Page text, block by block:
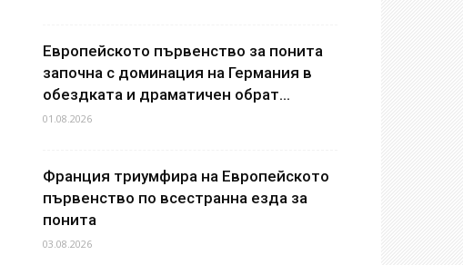
Европейското първенство за понита
започна с доминация на Германия в
обездката и драматичен обрат...
01.08.2026
Франция триумфира на Европейското
първенство по всестранна езда за
понита
03.08.2026